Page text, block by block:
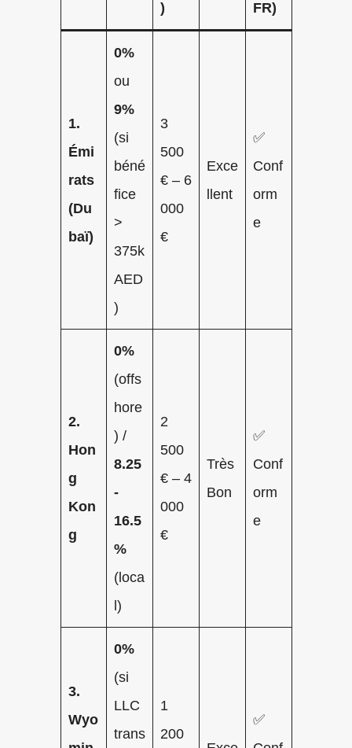
)
FR)
1.
Émi
rats
(Du
baï)
0%
ou
9%
(si
béné
fice
>
375k
AED
)
3
500
€ – 6
000
€
Exce
llent
✅
Conf
orm
e
2.
Hon
g
Kon
g
0%
(offs
hore
) /
8.25
-
16.5
%
(loca
l)
2
500
€ – 4
000
€
Très
Bon
✅
Conf
orm
e
3.
Wyo
0%
(si
LLC
trans
1
200
✅